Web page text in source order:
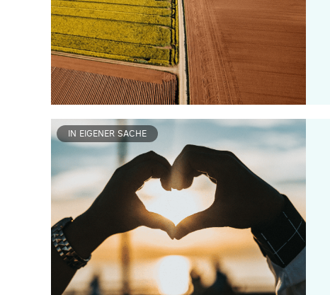
IN EIGENER SACHE